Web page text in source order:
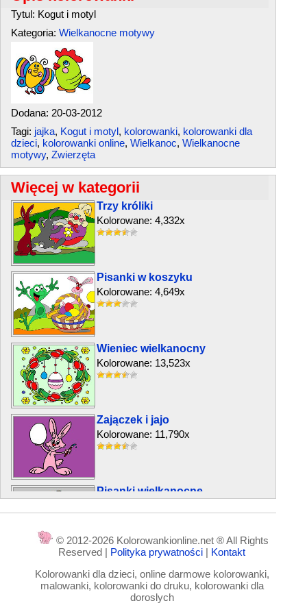
Tytul: Kogut i motyl
Kategoria: Wielkanocne motywy
Dodana: 20-03-2012
Tagi: jajka, Kogut i motyl, kolorowanki, kolorowanki dla
dzieci, kolorowanki online, Wielkanoc, Wielkanocne
motywy, Zwierzęta
Więcej w kategorii
Trzy króliki
Kolorowane: 4,332x
Pisanki w koszyku
Kolorowane: 4,649x
Wieniec wielkanocny
Kolorowane: 13,523x
Zajączek i jajo
Kolorowane: 11,790x
Pisanki wielkanocne
Kolorowane: 7,699x
© 2012-2026 Kolorowankionline.net ® All Rights
Reserved | Polityka prywatności | Kontakt
Kolorowanki dla dzieci, online darmowe kolorowanki,
malowanki, kolorowanki do druku, kolorowanki dla
doroslych